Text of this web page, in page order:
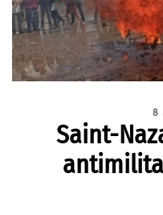
8
Saint-